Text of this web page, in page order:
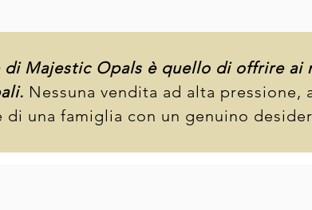
di Majestic Opals è quello di offrire
Nessuna vendita ad alta
di una famiglia con un genuino